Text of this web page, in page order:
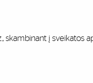
į sveikatos